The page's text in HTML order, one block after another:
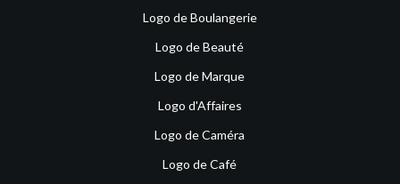
Logo de Boulangerie
Logo de Beauté
Logo de Marque
Logo d'Affaires
Logo de Caméra
Logo de Café